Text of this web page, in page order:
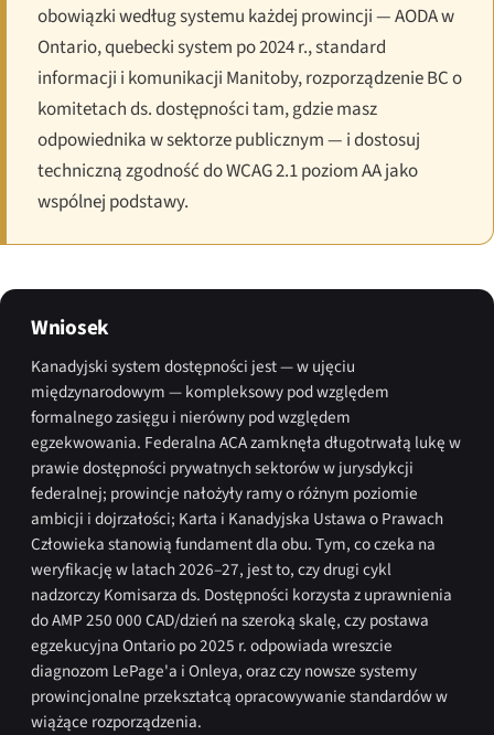
obowiązki według systemu każdej prowincji — AODA w
Ontario, quebecki system po 2024 r., standard
informacji i komunikacji Manitoby, rozporządzenie BC o
komitetach ds. dostępności tam, gdzie masz
odpowiednika w sektorze publicznym — i dostosuj
techniczną zgodność do WCAG 2.1 poziom AA jako
wspólnej podstawy.
Wniosek
Kanadyjski system dostępności jest — w ujęciu
międzynarodowym — kompleksowy pod względem
formalnego zasięgu i nierówny pod względem
egzekwowania. Federalna ACA zamknęła długotrwałą lukę w
prawie dostępności prywatnych sektorów w jurysdykcji
federalnej; prowincje nałożyły ramy o różnym poziomie
ambicji i dojrzałości; Karta i Kanadyjska Ustawa o Prawach
Człowieka stanowią fundament dla obu. Tym, co czeka na
weryfikację w latach 2026–27, jest to, czy drugi cykl
nadzorczy Komisarza ds. Dostępności korzysta z uprawnienia
do AMP 250 000 CAD/dzień na szeroką skalę, czy postawa
egzekucyjna Ontario po 2025 r. odpowiada wreszcie
diagnozom LePage'a i Onleya, oraz czy nowsze systemy
prowincjonalne przekształcą opracowywanie standardów w
wiążące rozporządzenia.